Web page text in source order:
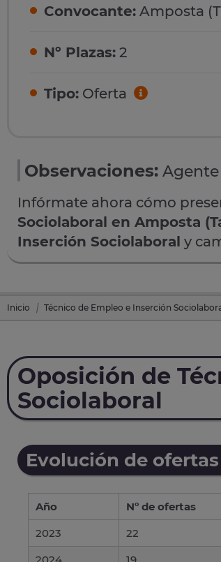
Convocante: Amposta
Nº Plazas: 2
Tipo: Oferta
Observaciones: Agente
Infórmate ahora cómo
Sociolaboral en Amposta
Inserción Sociolaboral y
Inicio Técnico de Empleo e Inserción
Oposición de
Sociolaboral
Evolución de
Año Nº de ofertas
2023
22